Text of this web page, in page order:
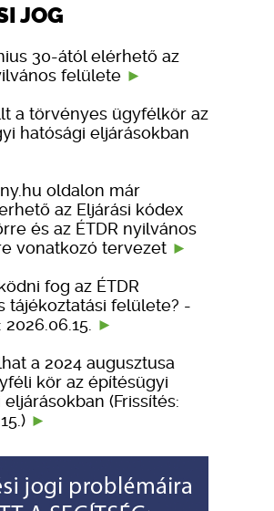
JOG
30-ától elérhető az
felülete
a törvényes ügyfélkör az
hatósági eljárásokban
oldalon már
az Eljárási kódex
és az ÉTDR nyilvános
vonatkozó tervezet
fog az ÉTDR
tájékoztatási felülete? -
a 2024 augusztusa
kör az építésügyi
eljárásokban (Frissítés: